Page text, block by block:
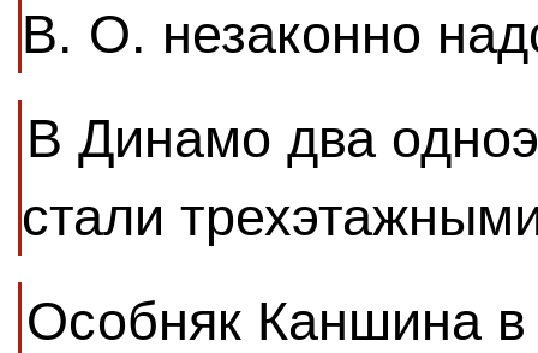
В. О. незаконно
В Динамо два
стали
Особняк Каншина в